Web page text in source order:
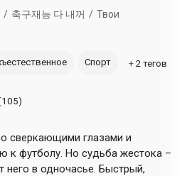
축구재능 다 내꺼
Твои
Спорт + 2 тегов
сверкающими глазами и
к футболу. Но судьба жестока –
него в одночасье. Быстрый,